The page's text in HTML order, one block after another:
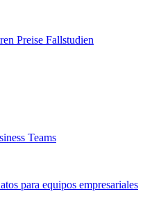
Preise Fallstudien
Teams
para equipos empresariales